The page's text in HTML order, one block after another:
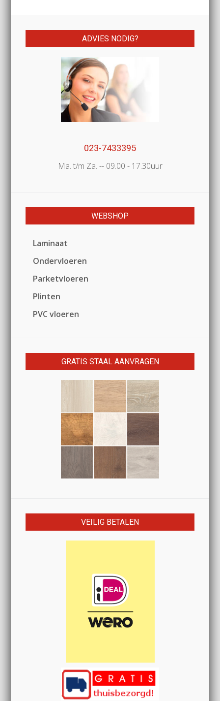
ADVIES NODIG?
023-7433395
Ma. t/m Za. -- 09.00 - 17.30uur
WEBSHOP
Laminaat
Ondervloeren
Parketvloeren
Plinten
PVC vloeren
GRATIS STAAL AANVRAGEN
VEILIG BETALEN